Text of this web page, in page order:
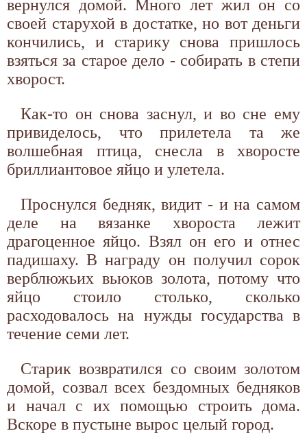
вернулся домой. Много лет жил он со
своей старухой в достатке, но вот деньги
кончились, и старику снова пришлось
взяться за старое дело - собирать в степи
хворост.
Как-то он снова заснул, и во сне ему
привиделось, что прилетела та же
волшебная птица, снесла в хворосте
бриллиантовое яйцо и улетела.
Проснулся бедняк, видит - и на самом
деле на вязанке хвороста лежит
драгоценное яйцо. Взял он его и отнес
падишаху. В награду он получил сорок
верблюжьих вьюков золота, потому что
яйцо стоило столько, сколько
расходовалось на нужды государства в
течение семи лет.
Старик возвратился со своим золотом
домой, созвал всех бездомных бедняков
и начал с их помощью строить дома.
Вскоре в пустыне вырос целый город.